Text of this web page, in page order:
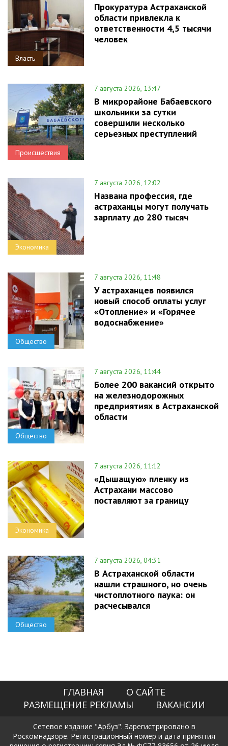
Власть
Прокуратура Астраханской
области привлекла к
ответственности 4,5 тысячи
человек
Происшествия
7 августа 2026, 13:47
В микрорайоне Бабаевского
школьники за сутки
совершили несколько
серьезных преступлений
Экономика
7 августа 2026, 12:02
Названа профессия, где
астраханцы могут получать
зарплату до 280 тысяч
Общество
7 августа 2026, 11:48
У астраханцев появился
новый способ оплаты услуг
«Отопление» и «Горячее
водоснабжение»
Общество
7 августа 2026, 11:44
Более 200 вакансий открыто
на железнодорожных
предприятиях в Астраханской
области
Экономика
7 августа 2026, 11:12
«Дышащую» пленку из
Астрахани массово
поставляют за границу
Общество
7 августа 2026, 04:31
В Астраханской области
нашли страшного, но очень
чистоплотного паука: он
расчесывался
ГЛАВНАЯ
О САЙТЕ
РАЗМЕЩЕНИЕ РЕКЛАМЫ
ВАКАНСИИ
Сетевое издание "Арбуз". Зарегистрировано в
Роскомнадзоре. Регистрационный номер и дата принятия